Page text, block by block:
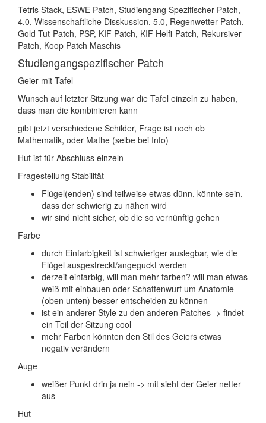
Tetris Stack, ESWE Patch, Studiengang Spezifischer Patch,
4.0, Wissenschaftliche Disskussion, 5.0, Regenwetter Patch,
Gold-Tut-Patch, PSP, KIF Patch, KIF Helfi-Patch, Rekursiver
Patch, Koop Patch Maschis
Studiengangspezifischer Patch
Geier mit Tafel
Wunsch auf letzter Sitzung war die Tafel einzeln zu haben,
dass man die kombinieren kann
gibt jetzt verschiedene Schilder, Frage ist noch ob
Mathematik, oder Mathe (selbe bei Info)
Hut ist für Abschluss einzeln
Fragestellung Stabilität
Flügel(enden) sind teilweise etwas dünn, könnte sein,
dass der schwierig zu nähen wird
wir sind nicht sicher, ob die so vernünftig gehen
Farbe
durch Einfarbigkeit ist schwieriger auslegbar, wie die
Flügel ausgestreckt/angeguckt werden
derzeit einfarbig, will man mehr farben? will man etwas
weiß mit einbauen oder Schattenwurf um Anatomie
(oben unten) besser entscheiden zu können
ist ein anderer Style zu den anderen Patches -> findet
ein Teil der Sitzung cool
mehr Farben könnten den Stil des Geiers etwas
negativ verändern
Auge
weißer Punkt drin ja nein -> mit sieht der Geier netter
aus
Hut